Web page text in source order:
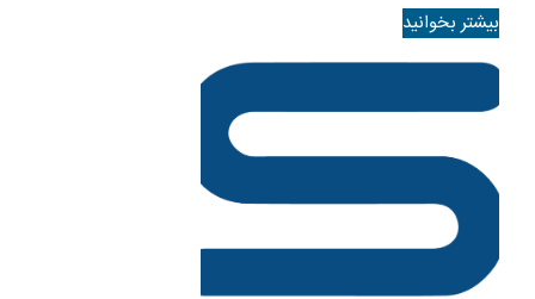
بیشتر بخوانید